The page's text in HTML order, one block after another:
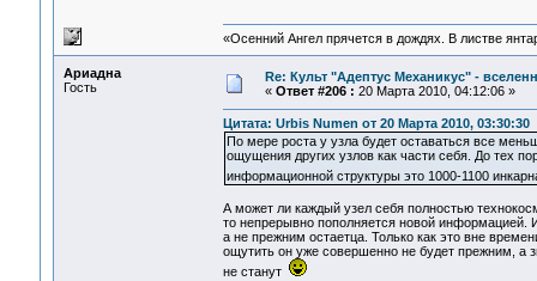
«Осенний Ангел прячется в дождях. В листве
Ариадна
Гость
Re: Культ "Адептус Механикус" -
« Ответ #206 : 20 Марта 2010, 04:12:06 »
Цитата: Urbis Numen от 20 Марта 2010, 03:30:30
По мере роста у узла будет оставаться все
ощущения других узлов как части себя. До тех
информационной структуры это 1000-1100
А может ли каждый узел себя полностью
то непрерывно пополняется новой информацией.
а не прежним остаетца. Только как это вне
ощутить он уже совершенно не будет прежним, а
не станут